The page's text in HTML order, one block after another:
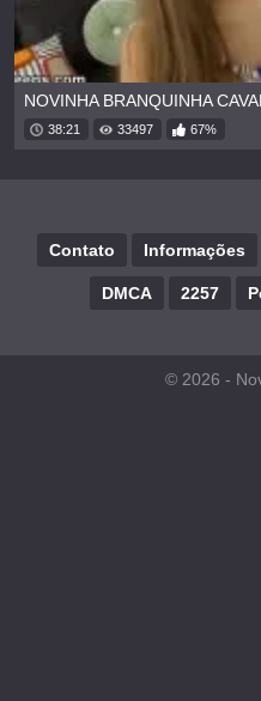
38:21 33497 67%
Contato Informações
DMCA 2257
© 2026 -